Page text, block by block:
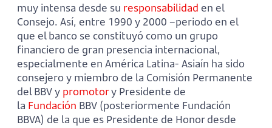
muy intensa desde su responsabilidad en el
Consejo. Así, entre 1990 y 2000 –periodo en el
que el banco se constituyó como un grupo
financiero de gran presencia internacional,
especialmente en América Latina- Asiaín ha sido
consejero y miembro de la Comisión Permanente
del BBV y promotory Presidente de
la Fundación BBV (posteriormente Fundación
BBVA) de la que es Presidente de Honor desde